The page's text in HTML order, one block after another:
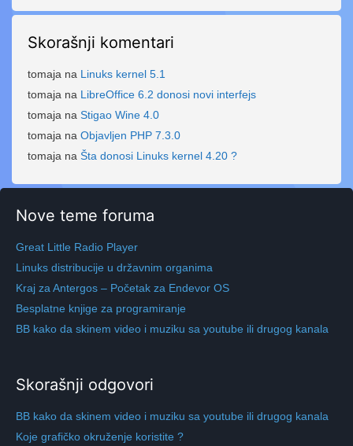
Skorašnji komentari
tomaja na Linuks kernel 5.1
tomaja na LibreOffice 6.2 donosi novi interfejs
tomaja na Stigao Wine 4.0
tomaja na Objavljen PHP 7.3.0
tomaja na Šta donosi Linuks kernel 4.20 ?
Nove teme foruma
Great Little Radio Player
Linuks distribucije u državnim organima
Kraj za Antergos – Početak za Endevor OS
Besplatne knjige za programiranje
BB kako da skinem video i muziku sa youtube ili drugog kanala
Skorašnji odgovori
BB kako da skinem video i muziku sa youtube ili drugog kanala
Koje grafičko okruženje koristite ?